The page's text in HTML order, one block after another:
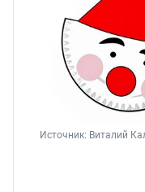
Источник: Виталий